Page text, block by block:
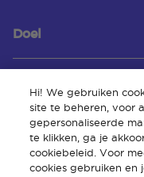
Doel
Klantenservice
Over
Hi! We gebruiken
site te beheren, voor
gepersonaliseerde
te klikken, ga je
cookiebeleid. Voor
cookies gebruiken en